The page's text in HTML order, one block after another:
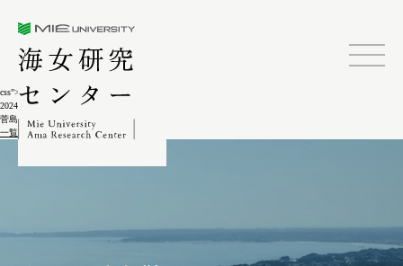
css">
2024.02.04
菅島しろんご祭10-4
一覧に戻る